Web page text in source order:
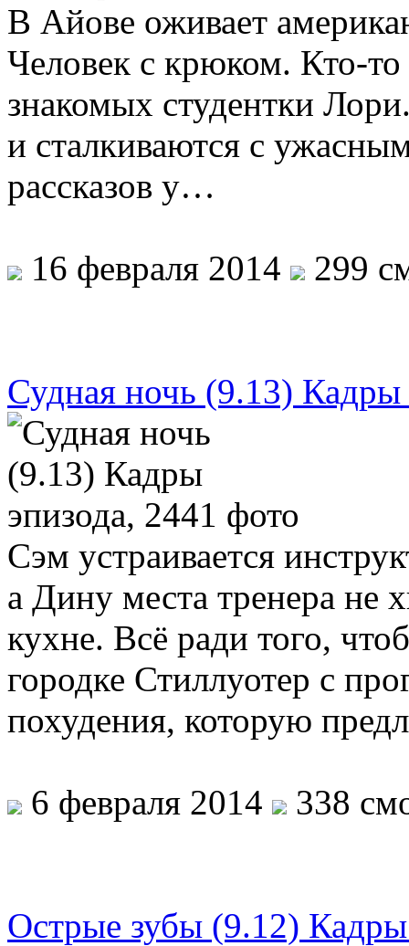
В Айове оживает
Человек с крюком. Кто-то
знакомых студентки
и сталкиваются с
рассказов у…
16 февраля 2014 299
Судная ночь (9.13) Кадры
Сэм устраивается
а Дину места тренера не
кухне. Всё ради того,
городке Стиллуотер с
похудения, которую
6 февраля 2014 338
Острые зубы (9.12)